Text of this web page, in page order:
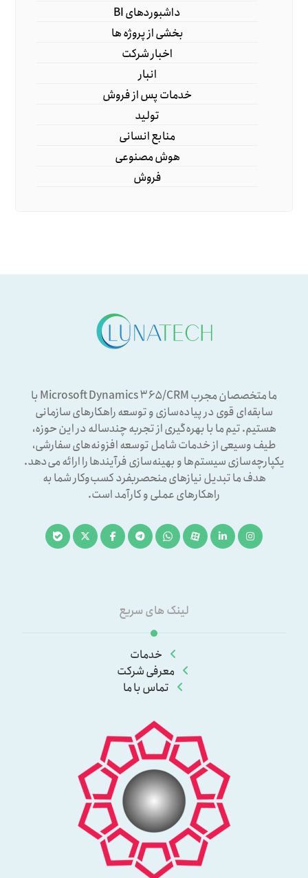
داشبوردهای BI
بخشی از پروژه ها
اخبار شرکت
انبار
خدمات پس از فروش
تولید
منابع انسانی
هوش مصنوعی
فروش
ما متخصصان مجرب Microsoft Dynamics ۳۶۵/CRM با
سابقه‌ای قوی در پیاده‌سازی و توسعه راهکارهای سازمانی
هستیم. تیم ما با بهره‌گیری از تجربه چندساله در این حوزه،
طیف وسیعی از خدمات شامل توسعه افزونه‌های سفارشی،
یکپارچه‌سازی سیستم‌ها و بهینه‌سازی فرآیندها را ارائه می‌دهد.
هدف ما تبدیل نیازهای منحصربفرد کسب‌وکار شما به
راهکارهای عملی و کارآمد است.
لینک های سریع
خدمات
معرفی شرکت
تماس با ما